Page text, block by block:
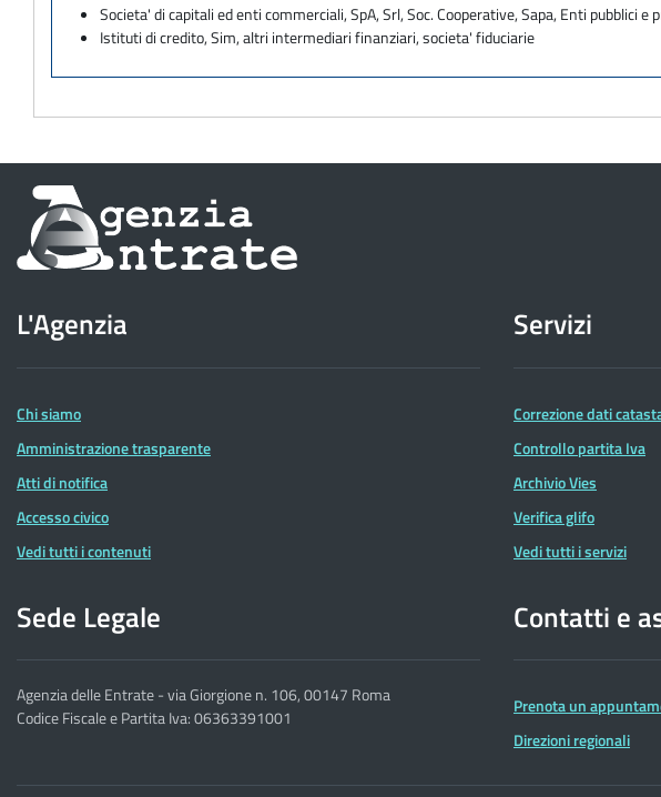
Societa' di capitali ed enti commerciali, SpA, Srl, Soc. Cooperative, Sapa, Enti pubblici e
Istituti di credito, Sim, altri intermediari finanziari, societa' fiduciarie
Informazioni
sul
dell'Agenzia
delle
Entrate
L'Agenzia
Chi siamo
Amministrazione trasparente
Atti di notifica
Accesso civico
Vedi tutti i contenuti
Servizi
Correzione dati
Controllo partita Iva
Archivio Vies
Verifica glifo
Vedi tutti i servizi
Sede Legale
Agenzia delle Entrate - via Giorgione n. 106, 00147 Roma
Codice Fiscale e Partita Iva: 06363391001
Contatti e
Prenota un
Direzioni regionali